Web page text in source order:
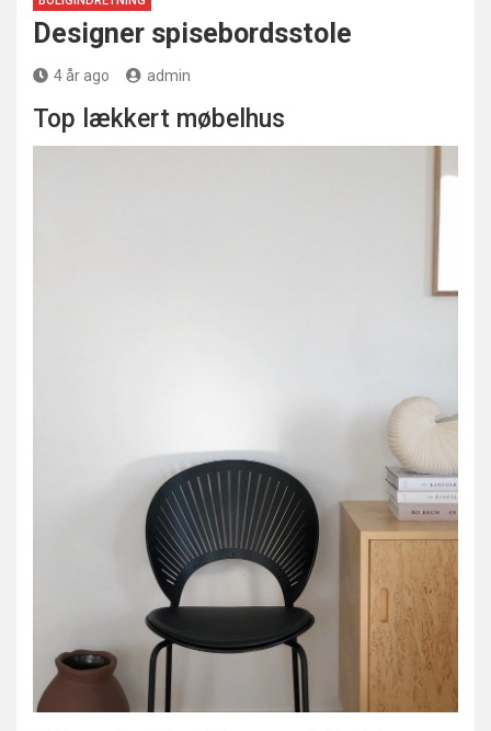
Designer spisebordsstole
4 år ago admin
Top lækkert møbelhus